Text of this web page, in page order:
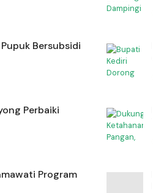
Bersubsidi
Perbaiki
Program